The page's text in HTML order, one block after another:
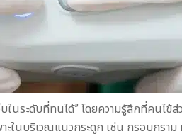
บในระดับที่ทนได้” โดยความรู้สึกที่คน
นบริเวณแนวกระดูก เช่น กรอบกรา